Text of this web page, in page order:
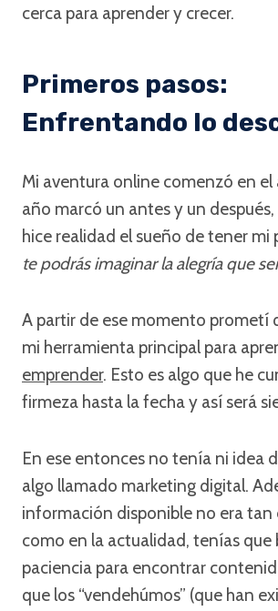
cerca para aprender y crecer.
Primeros pasos:
Enfrentando lo
Mi aventura online comenzó en
año marcó un antes y un
hice realidad el sueño de tener mi
te podrás imaginar la alegría que
A partir de ese momento prometí
mi herramienta principal para
emprender. Esto es algo que he
firmeza hasta la fecha y así será
En ese entonces no tenía ni idea
algo llamado marketing digital.
información disponible no era tan
como en la actualidad, tenías que
paciencia para encontrar
que los “vendehúmos” (que han